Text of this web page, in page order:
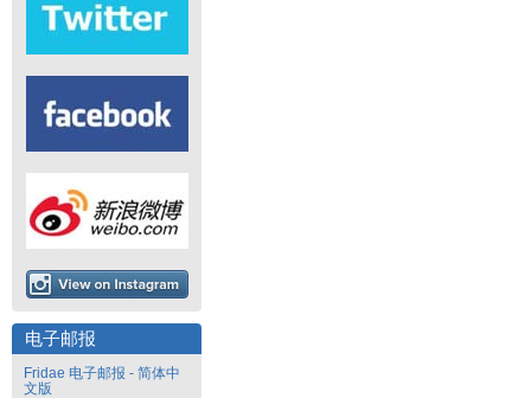
电子邮报
Fridae 电子邮报 - 简体中
文版